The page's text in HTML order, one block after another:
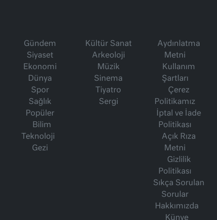
Gündem
Siyaset
Ekonomi
Dünya
Spor
Sağlık
Popüler
Bilim
Teknoloji
Gezi
Kültür Sanat
Arkeoloji
Müzik
Sinema
Tiyatro
Sergi
Aydınlatma
Metni
Kullanım
Şartları
Çerez
Politikamız
İptal ve İade
Politikası
Açık Rıza
Metni
Gizlilik
Politikası
Sıkça Sorulan
Sorular
Hakkımızda
Künye